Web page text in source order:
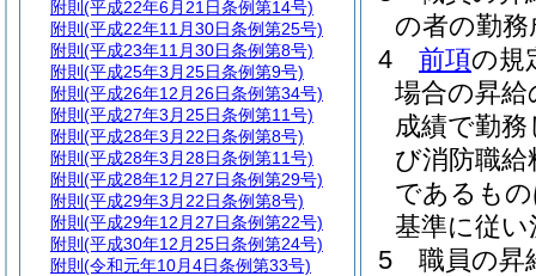
の者の勤
4
前項の規
場合の昇
成績で勤
び消防職
であるも
基準に従
5
職員の昇
附則 (平成22年6月21日条例第14号)
附則 (平成22年11月30日条例第25号)
附則 (平成23年11月30日条例第8号)
附則 (平成25年3月25日条例第9号)
附則 (平成26年12月26日条例第34号)
附則 (平成27年3月25日条例第11号)
附則 (平成28年3月22日条例第8号)
附則 (平成28年3月28日条例第11号)
附則 (平成28年12月27日条例第29号)
附則 (平成29年3月22日条例第8号)
附則 (平成29年12月27日条例第22号)
附則 (平成30年12月25日条例第24号)
附則 (令和元年10月4日条例第33号)